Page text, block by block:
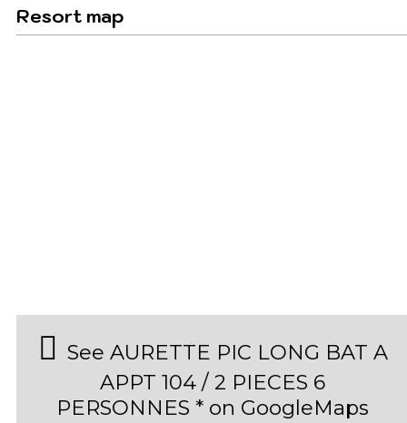
Resort map
See AURETTE PIC LONG BAT A
APPT 104 / 2 PIECES 6
PERSONNES * on GoogleMaps